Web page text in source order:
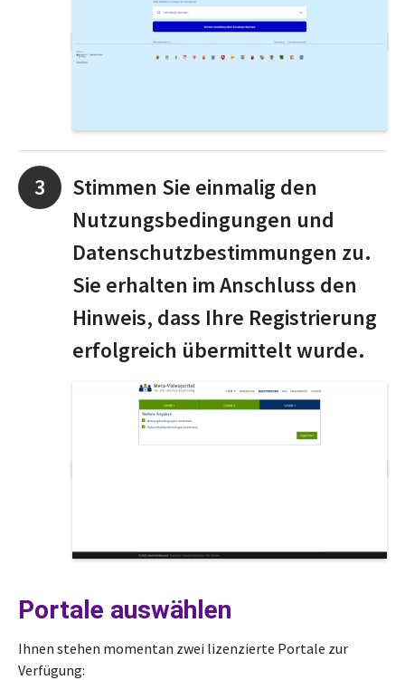
Stimmen Sie einmalig den
Nutzungsbedingungen und
Datenschutzbestimmungen zu.
Sie erhalten im Anschluss den
Hinweis, dass Ihre Registrierung
erfolgreich übermittelt wurde.
Portale auswählen
Ihnen stehen momentan zwei lizenzierte Portale zur
Verfügung: